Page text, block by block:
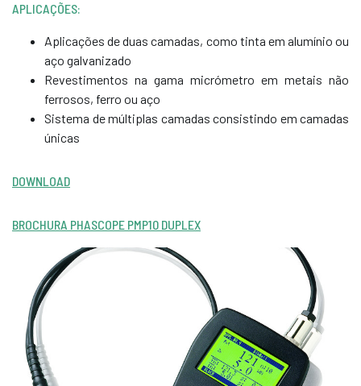
APLICAÇÕES:
Aplicações de duas camadas, como tinta em alumínio ou
aço galvanizado
Revestimentos na gama micrómetro em metais não
ferrosos, ferro ou aço
Sistema de múltiplas camadas consistindo em camadas
únicas
DOWNLOAD
BROCHURA PHASCOPE PMP10 DUPLEX